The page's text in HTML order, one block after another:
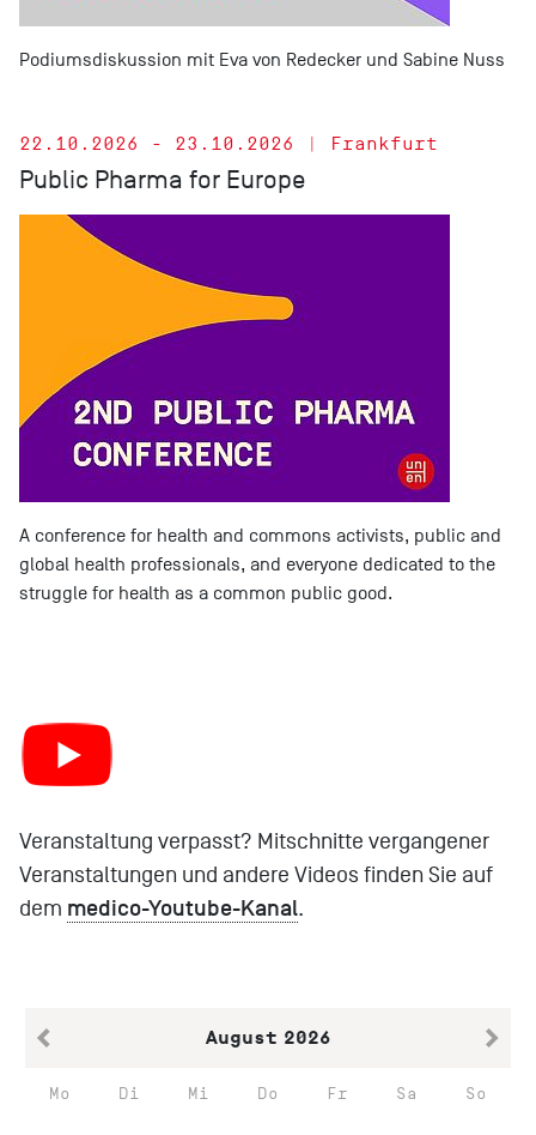
Podiumsdiskussion mit Eva von Redecker und Sabine Nuss
22.10.2026 - 23.10.2026 | Frankfurt
Public Pharma for Europe
A conference for health and commons activists, public and
global health professionals, and everyone dedicated to the
struggle for health as a common public good.
Veranstaltung verpasst? Mitschnitte vergangener
Veranstaltungen und andere Videos finden Sie auf
dem medico-Youtube-Kanal.
August 2026
Mo Di Mi Do Fr Sa So